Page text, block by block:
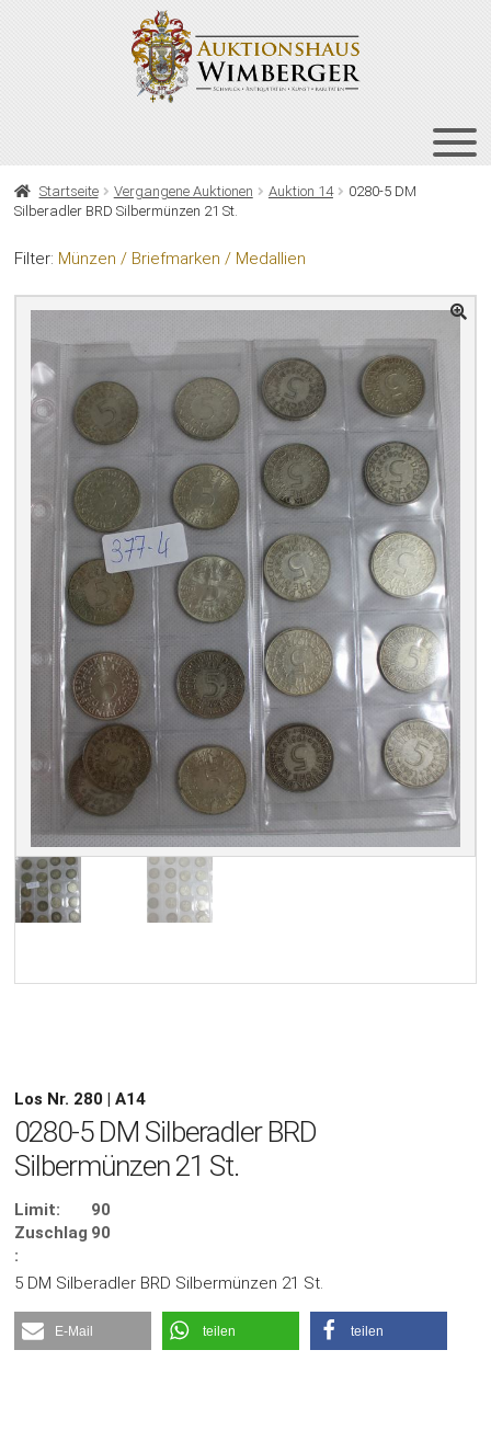
HOME
ÜBER UNS
KONTAKT
NEWSLETTER
Startseite Vergangene Auktionen Auktion 14
0280-5 DM
Silberadler BRD Silbermünzen 21 St.
Filter: Münzen / Briefmarken / Medallien
Los Nr. 280 | A14
0280-5 DM Silberadler BRD
Silbermünzen 21 St.
Limit:
90
Zuschlag
:
90
5 DM Silberadler BRD Silbermünzen 21 St.
E-Mail teilen teilen